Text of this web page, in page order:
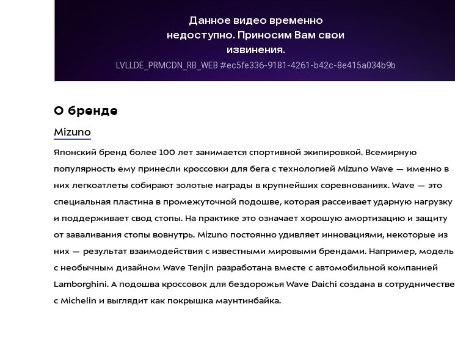
О бренде
Mizuno
Японский бренд более 100 лет занимается спортивной экипировкой. Всемирную
популярность ему принесли кроссовки для бега с технологией Mizuno Wave — именно в
них легкоатлеты собирают золотые награды в крупнейших соревнованиях. Wave — это
специальная пластина в промежуточной подошве, которая рассеивает ударную нагрузку
и поддерживает свод стопы. На практике это означает хорошую амортизацию и защиту
от заваливания стопы вовнутрь. Mizuno постоянно удивляет инновациями, некоторые из
них — результат взаимодействия с известными мировыми брендами. Например, модель
с необычным дизайном Wave Tenjin разработана вместе с автомобильной компанией
Lamborghini. А подошва кроссовок для бездорожья Wave Daichi создана в сотрудничестве
с Michelin и выглядит как покрышка маунтинбайка.